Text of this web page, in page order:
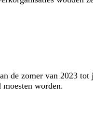
de zomer van 2023
worden.